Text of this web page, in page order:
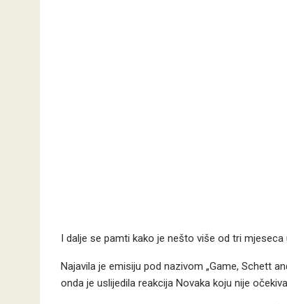
I dalje se pamti kako je nešto više od tri mjeseca
Najavila je emisiju pod nazivom „Game, Schett
onda je uslijedila reakcija Novaka koju nije